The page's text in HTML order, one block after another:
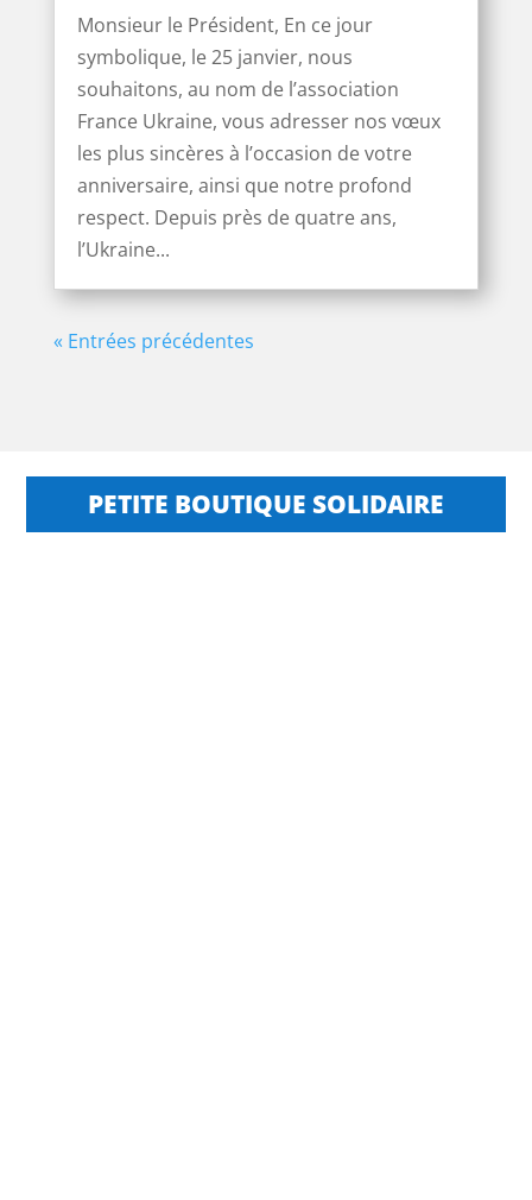
Monsieur le Président, En ce jour
symbolique, le 25 janvier, nous
souhaitons, au nom de l’association
France Ukraine, vous adresser nos vœux
les plus sincères à l’occasion de votre
anniversaire, ainsi que notre profond
respect. Depuis près de quatre ans,
l’Ukraine...
« Entrées précédentes
PETITE BOUTIQUE SOLIDAIRE